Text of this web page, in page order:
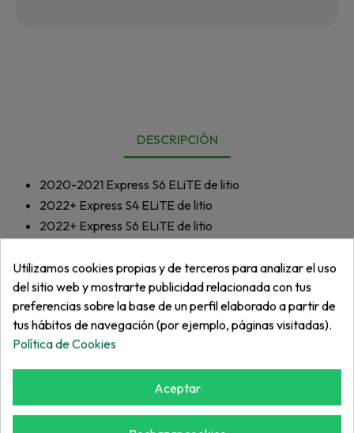
DESCRIPCIÓN
2020-2021 Express S6 ELiTE de litio
2022+ Express S4 ELiTE de litio
2022+ Express S6 ELiTE de litio
2023+Express S2 ELiTE de litio
2018-2021Express S6 72V
Utilizamos cookies propias y de terceros para analizar el uso
del sitio web y mostrarte publicidad relacionada con tus
preferencias sobre la base de un perfil elaborado a partir de
tus hábitos de navegación (por ejemplo, páginas visitadas).
Política de Cookies
Aceptar